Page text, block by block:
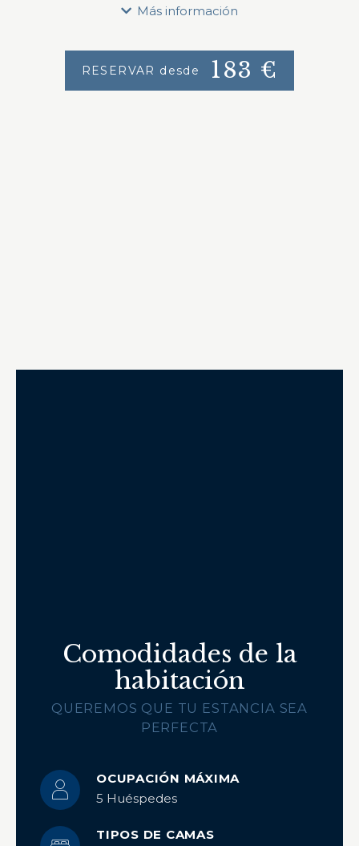
Más información
RESERVAR desde 183 €
Comodidades de la
habitación
QUEREMOS QUE TU ESTANCIA SEA
PERFECTA
OCUPACIÓN MÁXIMA
5 Huéspedes
TIPOS DE CAMAS